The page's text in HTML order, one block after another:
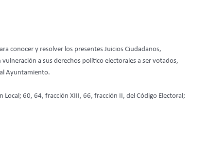
conocer y resolver los presentes Juicios Ciudadanos,
a sus derechos político electorales a ser votados,
Ayuntamiento.
60, 64, fracción XIII, 66, fracción II, del Código Electoral;